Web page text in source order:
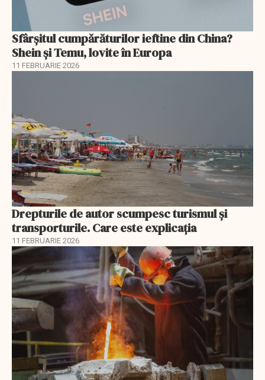
Sfârșitul cumpărăturilor ieftine din China?
Shein și Temu, lovite în Europa
11 FEBRUARIE 2026
Drepturile de autor scumpesc turismul și
transporturile. Care este explicația
11 FEBRUARIE 2026